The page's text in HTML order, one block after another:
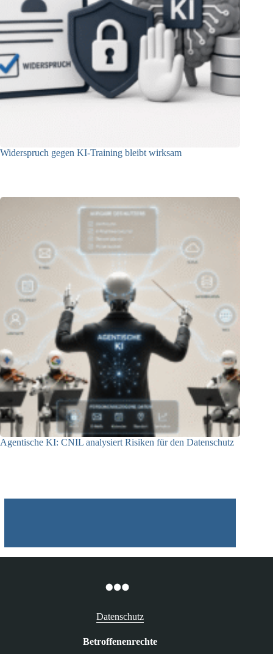
Widerspruch gegen KI-Training bleibt wirksam
Agentische KI: CNIL analysiert Risiken für den Datenschutz
Datenschutz
Betroffenenrechte